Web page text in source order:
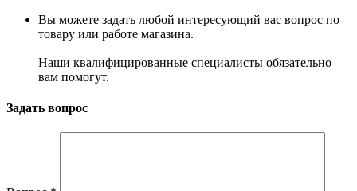
Вы можете задать любой интересующий вас вопрос по
товару или работе магазина.
Наши квалифицированные специалисты обязательно
вам помогут.
Задать вопрос